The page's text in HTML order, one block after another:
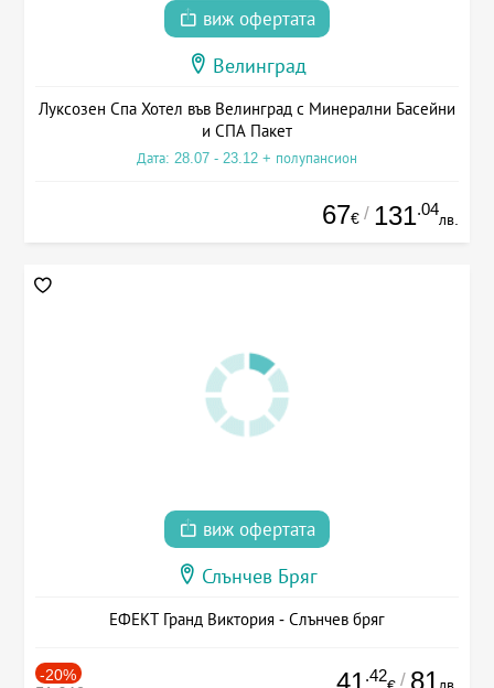
виж офертата
Велинград
Луксозен Спа Хотел във Велинград с Минерални Басейни
и СПА Пакет
Дата: 28.07 - 23.12 + полупансион
67€ / 131.04
лв.
виж офертата
Слънчев Бряг
ЕФЕКТ Гранд Виктория - Слънчев бряг
-20% 41 .42 / 81